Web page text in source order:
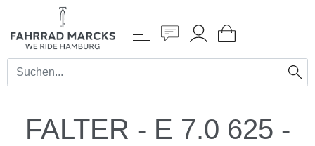
FALTER - E 7.0 625 -